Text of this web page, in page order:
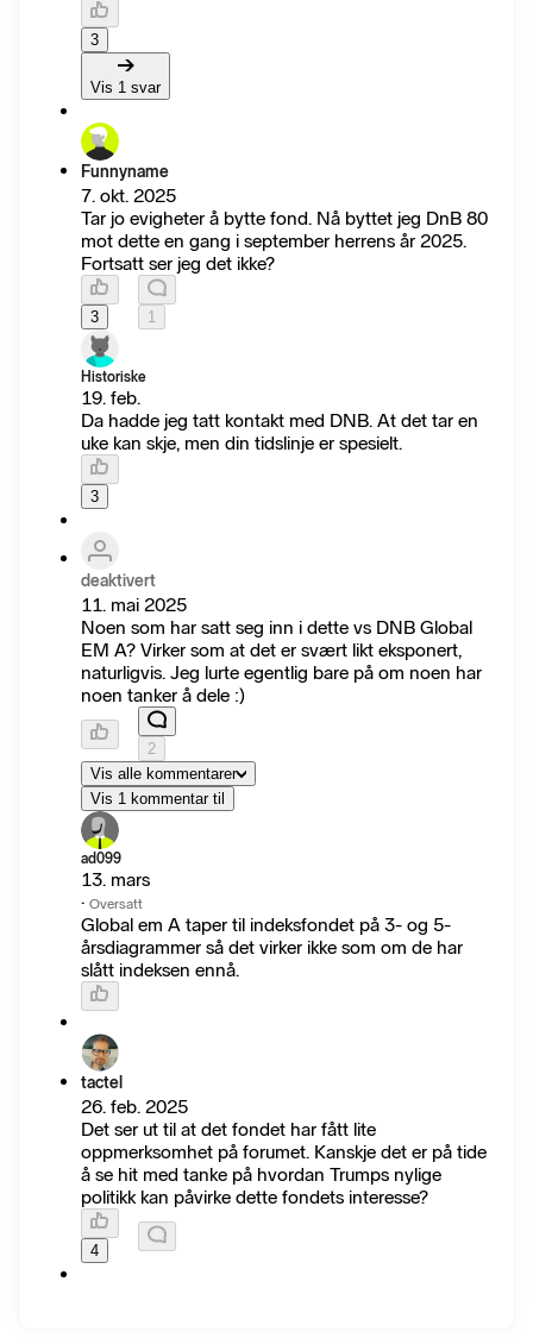
3
Vis 1 svar
Funnyname
7. okt. 2025
Tar jo evigheter å bytte fond. Nå byttet jeg DnB 80
mot dette en gang i september herrens år 2025.
Fortsatt ser jeg det ikke?
3 1
Historiske
19. feb.
Da hadde jeg tatt kontakt med DNB. At det tar en
uke kan skje, men din tidslinje er spesielt.
3
deaktivert
11. mai 2025
Noen som har satt seg inn i dette vs DNB Global
EM A? Virker som at det er svært likt eksponert,
naturligvis. Jeg lurte egentlig bare på om noen har
noen tanker å dele :)
2
Vis alle kommentarer
Vis 1 kommentar til
ad099
13. mars
· Oversatt
Global em A taper til indeksfondet på 3- og 5-
årsdiagrammer så det virker ikke som om de har
slått indeksen ennå.
tactel
26. feb. 2025
Det ser ut til at det fondet har fått lite
oppmerksomhet på forumet. Kanskje det er på tide
å se hit med tanke på hvordan Trumps nylige
politikk kan påvirke dette fondets interesse?
4